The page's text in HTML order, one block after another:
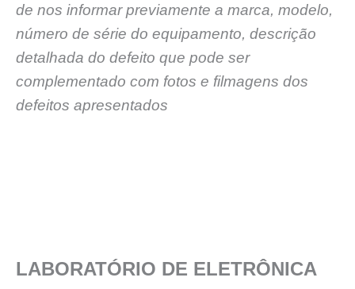
de nos informar previamente a marca, modelo,
número de série do equipamento, descrição
detalhada do defeito que pode ser
complementado com fotos e filmagens dos
defeitos apresentados
LABORATÓRIO DE ELETRÔNICA